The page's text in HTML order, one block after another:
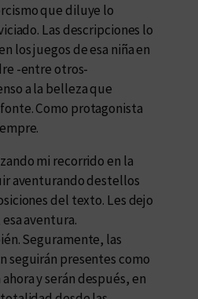
que diluye lo
Las descripciones lo
los juegos de esa niña en
-entre otros-
a la belleza que
Como protagonista
mi recorrido en la
aventurando destellos
del texto. Les dejo
aventura.
Seguramente, las
seguirán presentes como
y serán después, en